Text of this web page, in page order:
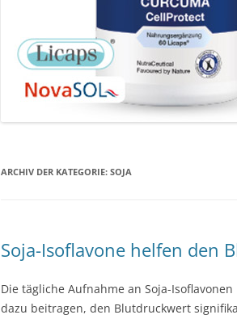
ARCHIV DER KATEGORIE: SOJA
Soja-Isoflavone helfen den
Die tägliche Aufnahme an Soja-Isoflavonen
dazu beitragen, den Blutdruckwert